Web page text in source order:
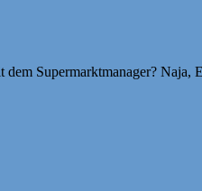
Supermarktmanager? Naja,